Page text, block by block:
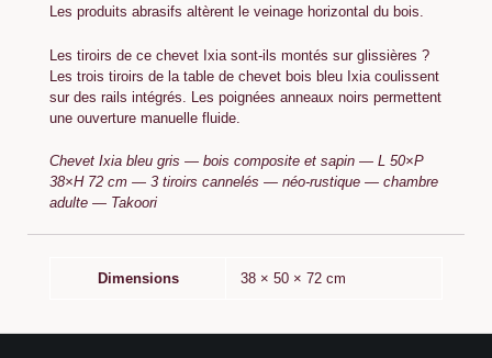
Les produits abrasifs altèrent le veinage horizontal du bois.
Les tiroirs de ce chevet Ixia sont-ils montés sur glissières ?
Les trois tiroirs de la table de chevet bois bleu Ixia coulissent
sur des rails intégrés. Les poignées anneaux noirs permettent
une ouverture manuelle fluide.
Chevet Ixia bleu gris — bois composite et sapin — L 50×P
38×H 72 cm — 3 tiroirs cannelés — néo-rustique — chambre
adulte — Takoori
Dimensions 38 × 50 × 72 cm